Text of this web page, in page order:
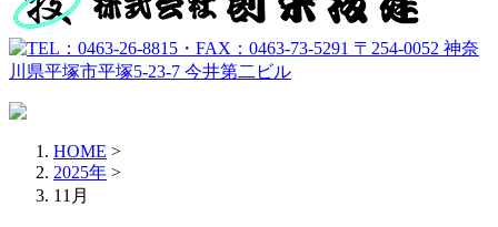
HOME >
2025年 >
11月